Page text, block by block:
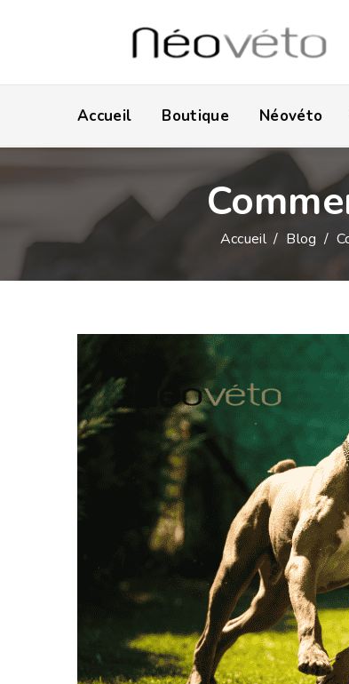
Accueil Boutique Néovéto
Accueil/ Blog /